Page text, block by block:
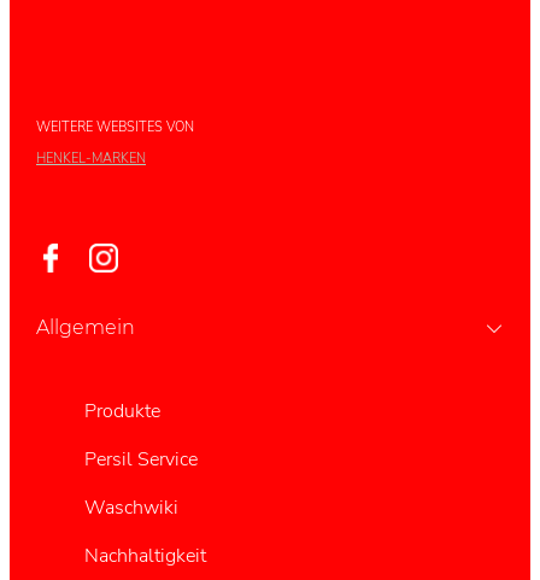
WEITERE WEBSITES VON
HENKEL-MARKEN
Allgemein
Produkte
Persil Service
Waschwiki
Nachhaltigkeit